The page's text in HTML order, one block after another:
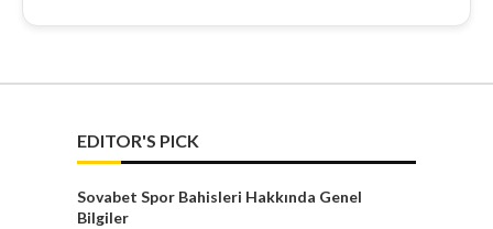
EDITOR'S PICK
Sovabet Spor Bahisleri Hakkında Genel
Bilgiler